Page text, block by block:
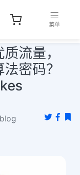
菜单
流量，
密码？